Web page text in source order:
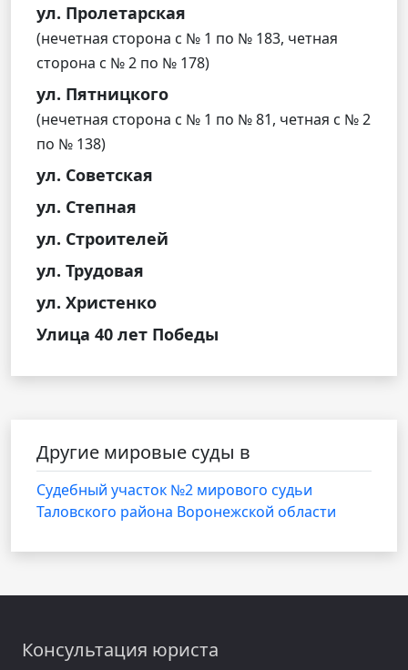
ул. Пролетарская
(нечетная сторона с № 1 по № 183, четная
сторона с № 2 по № 178)
ул. Пятницкого
(нечетная сторона с № 1 по № 81, четная с № 2
по № 138)
ул. Советская
ул. Степная
ул. Строителей
ул. Трудовая
ул. Христенко
Улица 40 лет Победы
Другие мировые суды в
Судебный участок №2 мирового судьи
Таловского района Воронежской области
Консультация юриста